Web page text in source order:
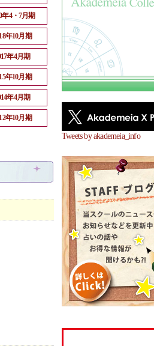
Tweets by akademeia_info
年4・7月期
年10月期
年4月期
年10月期
年4月期
年10月期